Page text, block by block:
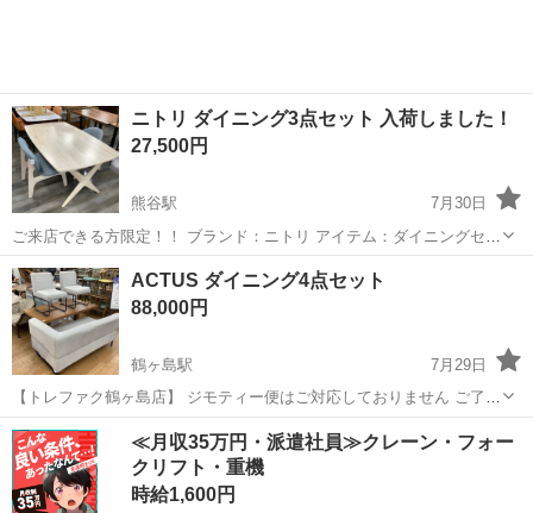
ニトリ ダイニング3点セット 入荷しました！
27,500円
熊谷駅
7月30日
ご来店できる方限定！！ ブランド：ニトリ アイテム：ダイニングセッ
ト サイズ（テーブル）:横幅 160cm×高さ 64cm×奥行 90cm サイズ
（イス）:横幅 60cm×高さ 69cm×奥行 65cm お問合せ番号...
埼玉 熊谷市 ダイニングセット
ACTUS ダイニング4点セット
88,000円
鶴ヶ島駅
7月29日
【トレファク鶴ヶ島店】 ジモティー便はご対応しておりません ご了承
下さいませ。 ■中古品になります。キズや汚れなどがございます。展
示品の為写真とご状態が異なる可能性がございます。 ご来店頂き実際
にご状態の確認を...
埼玉 鶴ヶ島市 鶴ヶ島駅 ダイニングセット
≪月収35万円・派遣社員≫クレーン・フォー
クリフト・重機
時給1,600円